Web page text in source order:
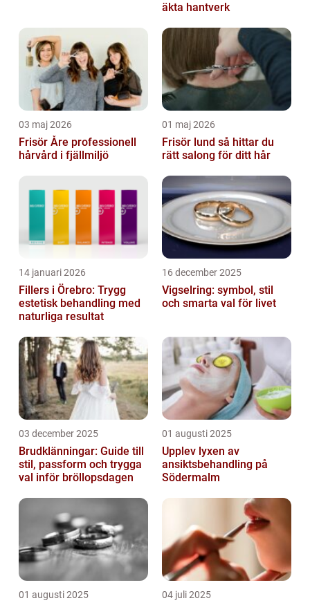
äkta hantverk
03 maj 2026
Frisör Åre professionell
hårvård i fjällmiljö
01 maj 2026
Frisör lund så hittar du
rätt salong för ditt hår
14 januari 2026
Fillers i Örebro: Trygg
estetisk behandling med
naturliga resultat
16 december 2025
Vigselring: symbol, stil
och smarta val för livet
03 december 2025
Brudklänningar: Guide till
stil, passform och trygga
val inför bröllopsdagen
01 augusti 2025
Upplev lyxen av
ansiktsbehandling på
Södermalm
01 augusti 2025 04 juli 2025